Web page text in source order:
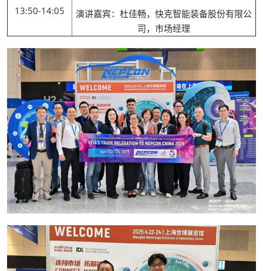
13:50-14:05
演讲嘉宾：杜佳畅，快克智能装备股份有限公
司，市场经理